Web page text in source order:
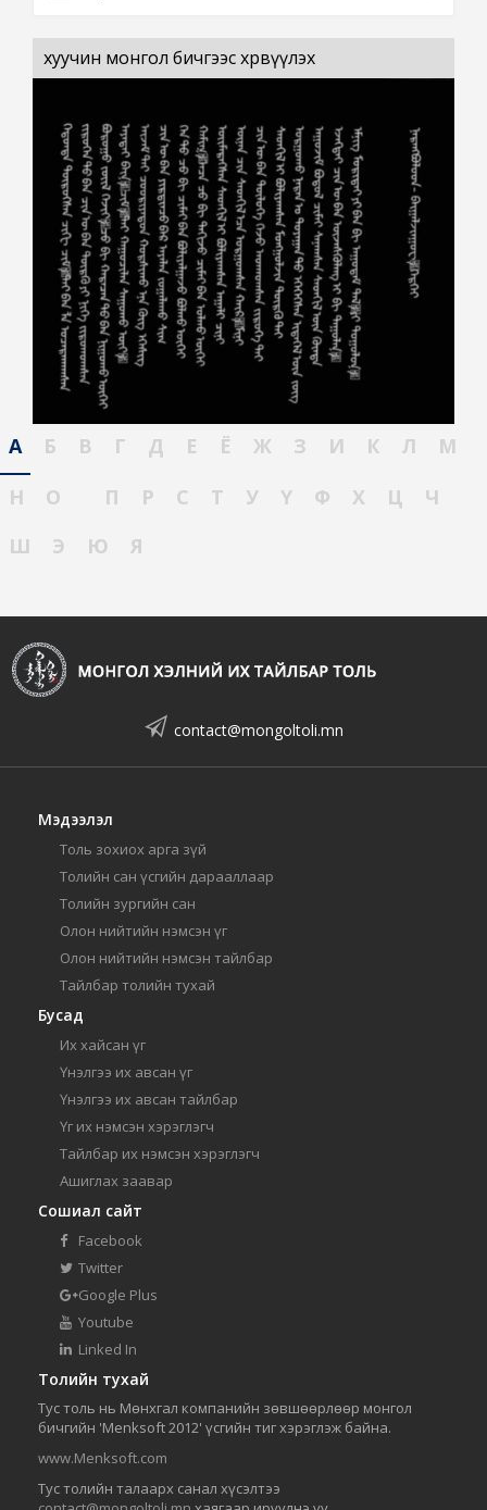
хуучин монгол бичгээс хөрвүүлэх
А Б В Г Д Е Ё Ж З И К Л
М
Н
О П Р С Т У Ү Ф Х Ц
Ч
Ш
Э Ю Я
contact@mongoltoli.mn
Мэдээлэл
Толь зохиох арга зүй
Толийн сан үсгийн дарааллаар
Толийн зургийн сан
Олон нийтийн нэмсэн үг
Олон нийтийн нэмсэн тайлбар
Тайлбар толийн тухай
Бусад
Их хайсан үг
Үнэлгээ их авсан үг
Үнэлгээ их авсан тайлбар
Үг их нэмсэн хэрэглэгч
Тайлбар их нэмсэн хэрэглэгч
Ашиглах заавар
Сошиал сайт
Facebook
Twitter
Google Plus
Youtube
Linked In
Толийн тухай
Тус толь нь Мөнхгал компанийн зөвшөөрлөөр монгол
бичгийн 'Menksoft 2012' үсгийн тиг хэрэглэж байна.
www.Menksoft.com
Тус толийн талаарх санал хүсэлтээ